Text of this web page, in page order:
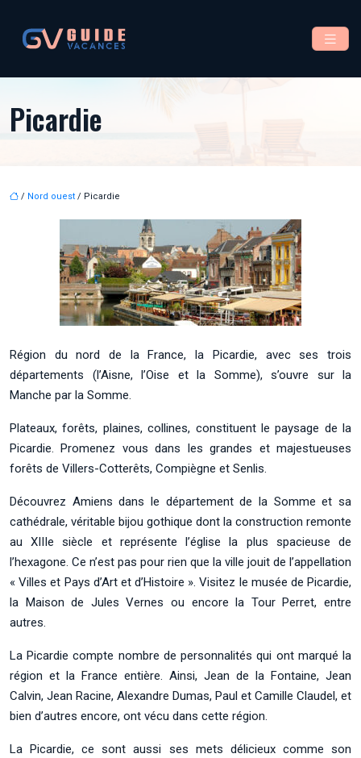
Picardie
/ Nord ouest / Picardie
Région du nord de la France, la Picardie, avec ses trois
départements (l’Aisne, l’Oise et la Somme), s’ouvre sur la
Manche par la Somme.
Plateaux, forêts, plaines, collines, constituent le paysage de la
Picardie. Promenez vous dans les grandes et majestueuses
forêts de Villers-Cotterêts, Compiègne et Senlis.
Découvrez Amiens dans le département de la Somme et sa
cathédrale, véritable bijou gothique dont la construction remonte
au XIIIe siècle et représente l’église la plus spacieuse de
l’hexagone. Ce n’est pas pour rien que la ville jouit de l’appellation
« Villes et Pays d’Art et d’Histoire ». Visitez le musée de Picardie,
la Maison de Jules Vernes ou encore la Tour Perret, entre
autres.
La Picardie compte nombre de personnalités qui ont marqué la
région et la France entière. Ainsi, Jean de la Fontaine, Jean
Calvin, Jean Racine, Alexandre Dumas, Paul et Camille Claudel, et
bien d’autres encore, ont vécu dans cette région.
La Picardie, ce sont aussi ses mets délicieux comme son